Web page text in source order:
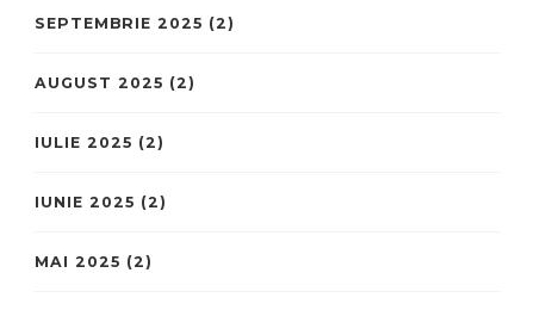
SEPTEMBRIE 2025 (2)
AUGUST 2025 (2)
IULIE 2025 (2)
IUNIE 2025 (2)
MAI 2025 (2)